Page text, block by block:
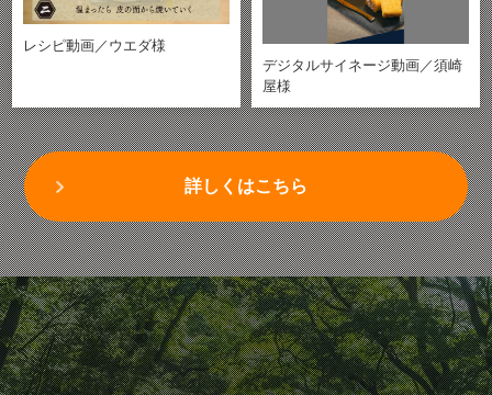
レシピ動画／ウエダ様
デジタルサイネージ動画／須崎
屋様
詳しくはこちら